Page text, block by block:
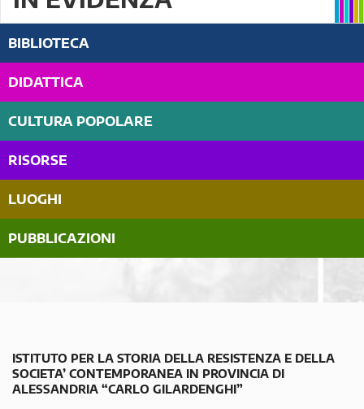
BIBLIOTECA
DIDATTICA
CULTURA POPOLARE
RISORSE
LUOGHI
PUBBLICAZIONI
ISTITUTO PER LA STORIA DELLA RESISTENZA E DELLA
SOCIETA’ CONTEMPORANEA IN PROVINCIA DI
ALESSANDRIA “CARLO GILARDENGHI”